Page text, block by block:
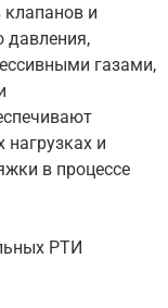
и
давления,
газами,
и
в процессе
РТИ